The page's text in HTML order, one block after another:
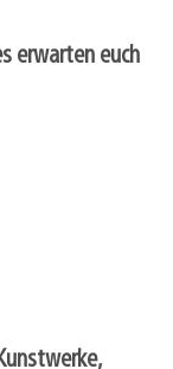
erwarten euch